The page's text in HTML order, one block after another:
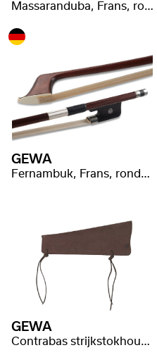
Massaranduba, Frans, ronde stang
GEWA
Fernambuk, Frans, ronde stang
GEWA
Contrabas strijkstokhouder echt leer bruin